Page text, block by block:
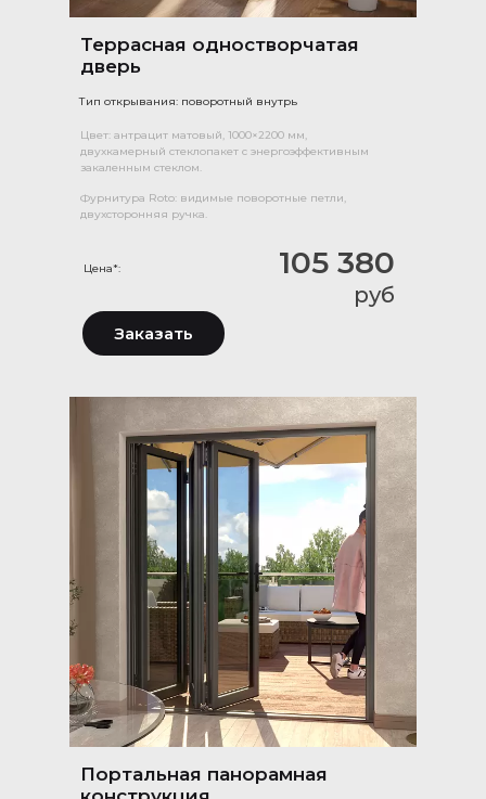
105 380
руб
Террасная одностворчатая
дверь
Тип открывания: поворотный внутрь
Цвет: антрацит матовый, 1000×2200 мм,
двухкамерный стеклопакет с энергоэффективным
закаленным стеклом.
Фурнитура Roto: видимые поворотные петли,
двухсторонняя ручка.
Цена*:
Заказать
Портальная панорамная